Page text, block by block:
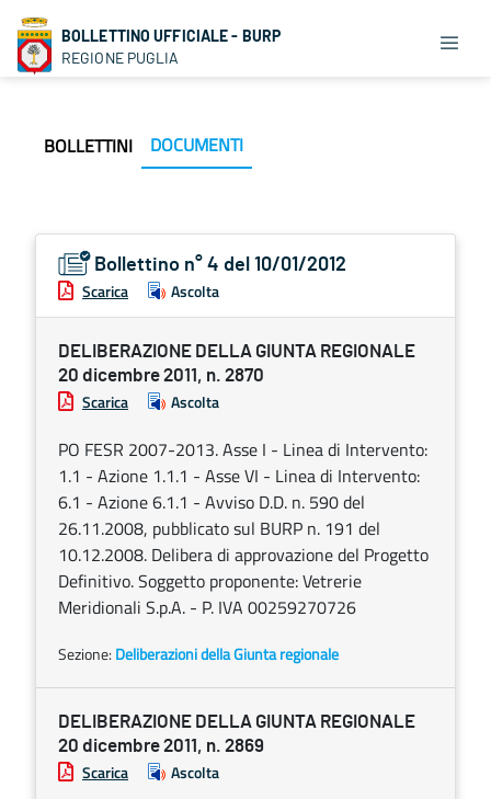
BOLLETTINO UFFICIALE - BURP
REGIONE PUGLIA
BOLLETTINI DOCUMENTI
Bollettino n° 4 del 10/01/2012
Scarica Ascolta
DELIBERAZIONE DELLA GIUNTA REGIONALE
20 dicembre 2011, n. 2870
Scarica Ascolta
PO FESR 2007-2013. Asse I - Linea di Intervento:
1.1 - Azione 1.1.1 - Asse VI - Linea di Intervento:
6.1 - Azione 6.1.1 - Avviso D.D. n. 590 del
26.11.2008, pubblicato sul BURP n. 191 del
10.12.2008. Delibera di approvazione del Progetto
Definitivo. Soggetto proponente: Vetrerie
Meridionali S.p.A. - P. IVA 00259270726
Sezione: Deliberazioni della Giunta regionale
DELIBERAZIONE DELLA GIUNTA REGIONALE
20 dicembre 2011, n. 2869
Scarica Ascolta